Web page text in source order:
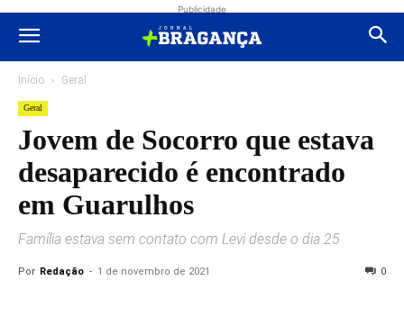
Publicidade
Início Geral
Geral
Jovem de Socorro que estava
desaparecido é encontrado
em Guarulhos
Família estava sem contato com Levi desde o dia 25
Por Redação - 1 de novembro de 2021 0